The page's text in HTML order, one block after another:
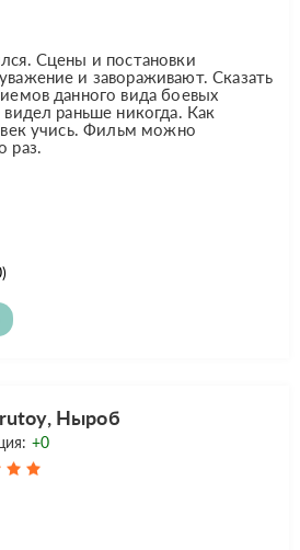
Сцены и постановки
и завораживают. Сказать
данного вида боевых
раньше никогда. Как
учись. Фильм можно
раз.
Ныроб
+0